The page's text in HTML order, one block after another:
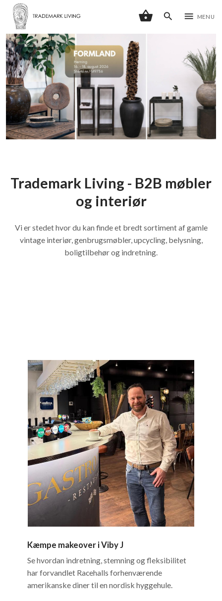
shopping_basket search menu MENU
Trademark Living - B2B møbler
og interiør
Vi er stedet hvor du kan finde et bredt sortiment af gamle
vintage interiør, genbrugsmøbler, upcycling, belysning,
boligtilbehør og indretning.
Kæmpe makeover i Viby J
Se hvordan indretning, stemning og fleksibilitet
har forvandlet Racehalls forhenværende
amerikanske diner til en nordisk hyggehule.